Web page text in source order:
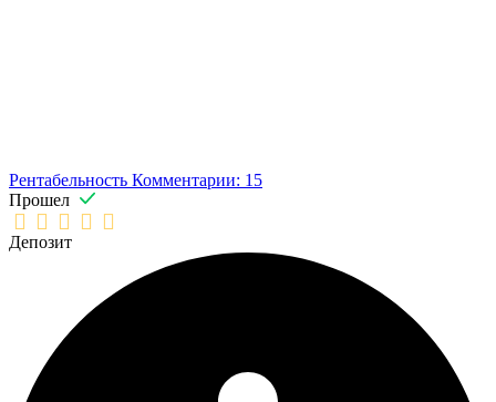
Рентабельность Комментарии: 15
Прошел
Депозит